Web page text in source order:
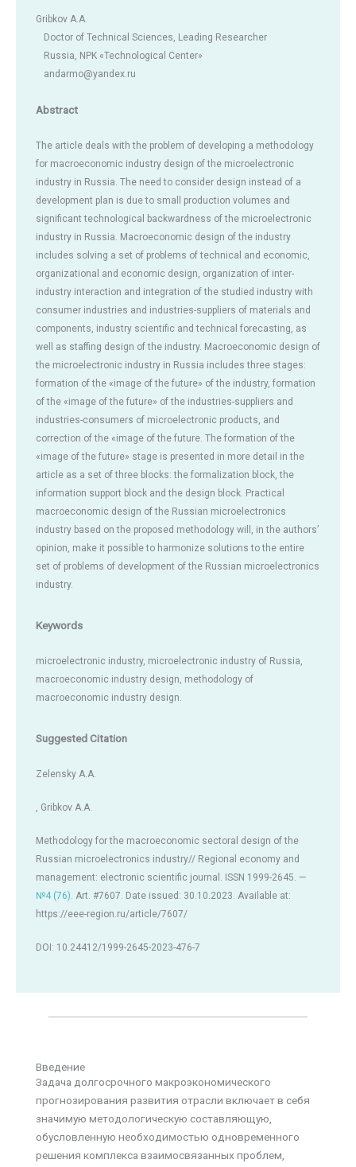
Gribkov A.A.
Doctor of Technical Sciences, Leading Researcher
Russia, NPK «Technological Center»
andarmo@yandex.ru
Abstract
The article deals with the problem of developing a methodology
for macroeconomic industry design of the microelectronic
industry in Russia. The need to consider design instead of a
development plan is due to small production volumes and
significant technological backwardness of the microelectronic
industry in Russia. Macroeconomic design of the industry
includes solving a set of problems of technical and economic,
organizational and economic design, organization of inter-
industry interaction and integration of the studied industry with
consumer industries and industries-suppliers of materials and
components, industry scientific and technical forecasting, as
well as staffing design of the industry. Macroeconomic design of
the microelectronic industry in Russia includes three stages:
formation of the «image of the future» of the industry, formation
of the «image of the future» of the industries-suppliers and
industries-consumers of microelectronic products, and
correction of the «image of the future. The formation of the
«image of the future» stage is presented in more detail in the
article as a set of three blocks: the formalization block, the
information support block and the design block. Practical
macroeconomic design of the Russian microelectronics
industry based on the proposed methodology will, in the authors’
opinion, make it possible to harmonize solutions to the entire
set of problems of development of the Russian microelectronics
industry.
Keywords
microelectronic industry, microelectronic industry of Russia,
macroeconomic industry design, methodology of
macroeconomic industry design.
Suggested Citation
Zelensky A.A.
, Gribkov A.A.
Methodology for the macroeconomic sectoral design of the
Russian microelectronics industry// Regional economy and
management: electronic scientific journal. ISSN 1999-2645. —
№4 (76). Art. #7607. Date issued: 30.10.2023. Available at:
https://eee-region.ru/article/7607/
DOI: 10.24412/1999-2645-2023-476-7
Введение
Задача долгосрочного макроэкономического
прогнозирования развития отрасли включает в себя
значимую методологическую составляющую,
обусловленную необходимостью одновременного
решения комплекса взаимосвязанных проблем,